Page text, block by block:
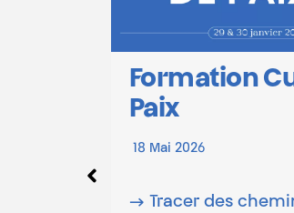
Culture de
des chemins pour la paix